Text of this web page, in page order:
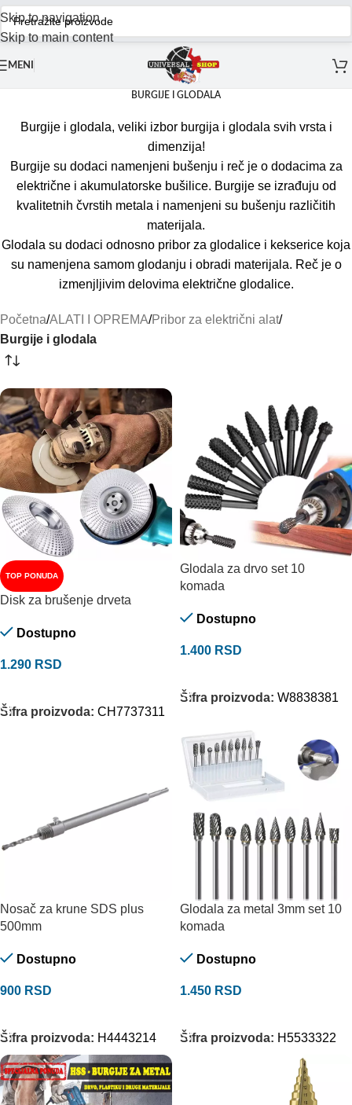
Skip to navigation
Skip to main content
MENI
BURGIJE I GLODALA
Burgije i glodala, veliki izbor burgija i glodala svih vrsta i
dimenzija!
Burgije su dodaci namenjeni bušenju i reč je o dodacima za
električne i akumulatorske bušilice. Burgije se izrađuju od
kvalitetnih čvrstih metala i namenjeni su bušenju različitih
materijala.
Glodala su dodaci odnosno pribor za glodalice i kekserice koja
su namenjena samom glodanju i obradi materijala. Reč je o
izmenjljivim delovima električne glodalice.
Početna/ALATI I OPREMA/Pribor za električni alat/
Burgije i glodala
TOP PONUDA
Disk za brušenje drveta
Dostupno
1.290 RSD
Šifra proizvoda: CH7737311
Glodala za drvo set 10
komada
Dostupno
1.400 RSD
Šifra proizvoda: W8838381
Nosač za krune SDS plus
500mm
Dostupno
900 RSD
Šifra proizvoda: H4443214
Glodala za metal 3mm set 10
komada
Dostupno
1.450 RSD
Šifra proizvoda: H5533322